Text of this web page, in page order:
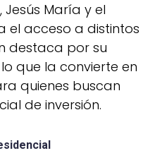
María y el
el acceso a distintos
destaca por su
que la convierte en
quienes buscan
de inversión.